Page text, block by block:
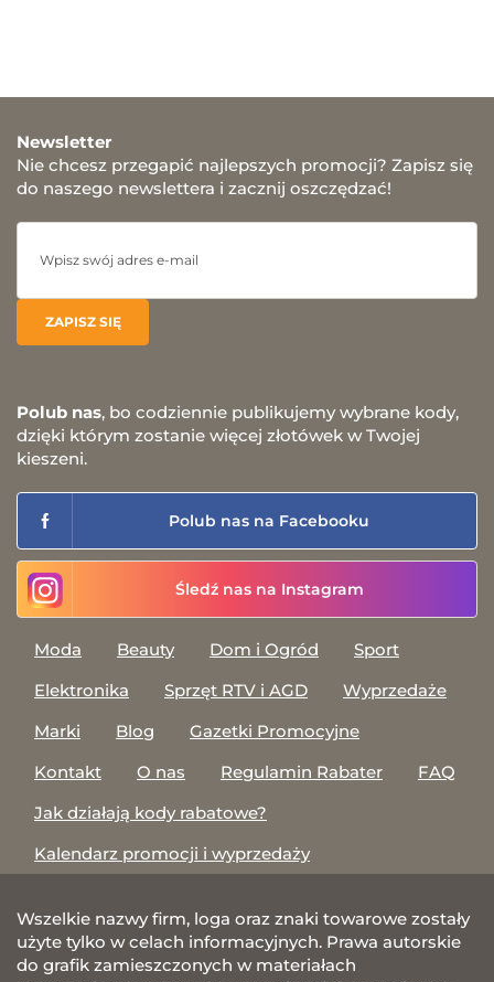
Newsletter
Nie chcesz przegapić najlepszych promocji? Zapisz się
do naszego newslettera i zacznij oszczędzać!
Polub nas, bo codziennie publikujemy wybrane kody,
dzięki którym zostanie więcej złotówek w Twojej
kieszeni.
Polub nas na Facebooku
Śledź nas na Instagram
Moda Beauty Dom i Ogród
Sport
Elektronika
Sprzęt RTV i AGD
Wyprzedaże
Marki
Blog
Gazetki Promocyjne
Kontakt
O nas Regulamin Rabater
FAQ
Jak działają kody rabatowe?
Kalendarz promocji i wyprzedaży
Wszelkie nazwy firm, loga oraz znaki towarowe zostały
użyte tylko w celach informacyjnych. Prawa autorskie
do grafik zamieszczonych w materiałach